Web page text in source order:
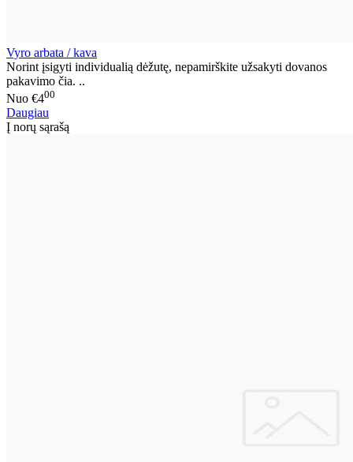
Vyro arbata / kava
Norint įsigyti individualią dėžutę, nepamirškite užsakyti dovanos
pakavimo čia. ..
Nuo €400
Daugiau
Į norų sąrašą